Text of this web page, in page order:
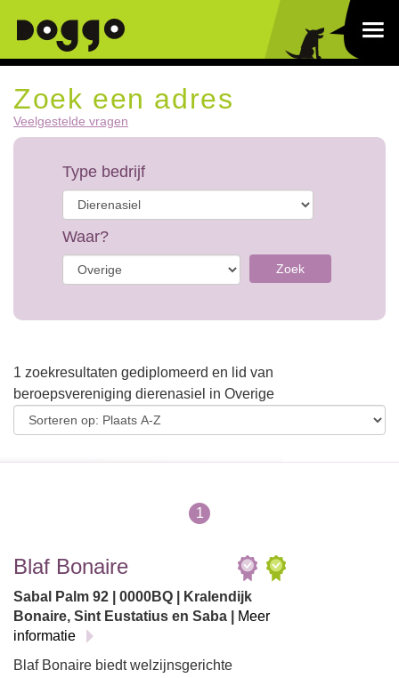
Zoek een adres
Veelgestelde vragen
Type bedrijf
Waar?
Zoek
1 zoekresultaten gediplomeerd en lid van
beroepsvereniging dierenasiel in Overige
1
Blaf Bonaire
Sabal Palm 92 | 0000BQ | Kralendijk
Bonaire, Sint Eustatius en Saba |
Meer
informatie
Blaf Bonaire biedt welzijnsgerichte